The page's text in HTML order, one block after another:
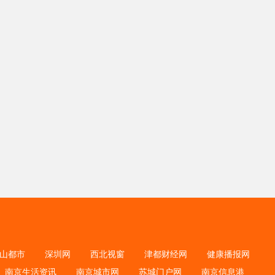
都市 深圳网 西北视窗 津都财经网
健康播报网
南京生活资讯
南京城市网 苏城门户网 南京信息港